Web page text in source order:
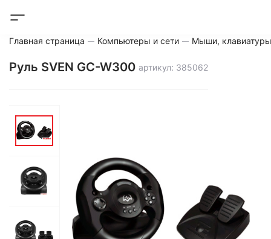
Главная страница Компьютеры и сети Мыши,
Руль SVEN GC-W300 артикул: 385062